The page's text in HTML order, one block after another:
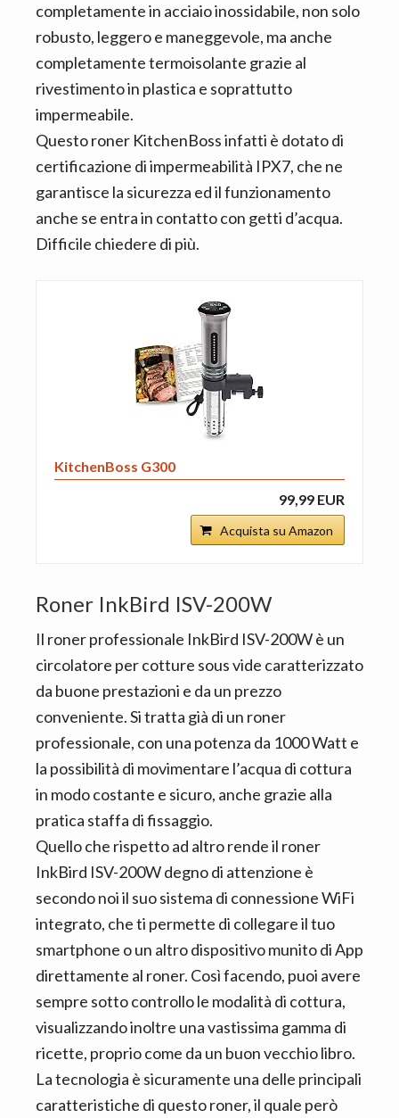
completamente in acciaio inossidabile, non solo
robusto, leggero e maneggevole, ma anche
completamente termoisolante grazie al
rivestimento in plastica e soprattutto
impermeabile.
Questo roner KitchenBoss infatti è dotato di
certificazione di impermeabilità IPX7, che ne
garantisce la sicurezza ed il funzionamento
anche se entra in contatto con getti d’acqua.
Difficile chiedere di più.
KitchenBoss G300
99,99 EUR
Acquista su Amazon
Roner InkBird ISV-200W
Il roner professionale InkBird ISV-200W è un
circolatore per cotture sous vide caratterizzato
da buone prestazioni e da un prezzo
conveniente. Si tratta già di un roner
professionale, con una potenza da 1000 Watt e
la possibilità di movimentare l’acqua di cottura
in modo costante e sicuro, anche grazie alla
pratica staffa di fissaggio.
Quello che rispetto ad altro rende il roner
InkBird ISV-200W degno di attenzione è
secondo noi il suo sistema di connessione WiFi
integrato, che ti permette di collegare il tuo
smartphone o un altro dispositivo munito di App
direttamente al roner. Così facendo, puoi avere
sempre sotto controllo le modalità di cottura,
visualizzando inoltre una vastissima gamma di
ricette, proprio come da un buon vecchio libro.
La tecnologia è sicuramente una delle principali
caratteristiche di questo roner, il quale però